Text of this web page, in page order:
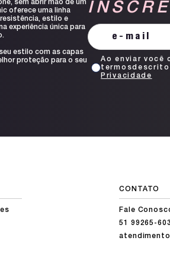
sem abrir mão de um
oferece uma linha
estilo e
experiência única para
estilo com as capas
proteção para o seu
Ao enviar você
Privacidade
CONTATO
Fale
51 99265-